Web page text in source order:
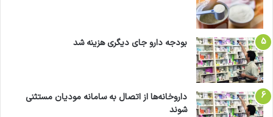
بودجه دارو جای دیگری هزینه شد
داروخانه‌ها از اتصال به سامانه مودیان مستثنی
شوند